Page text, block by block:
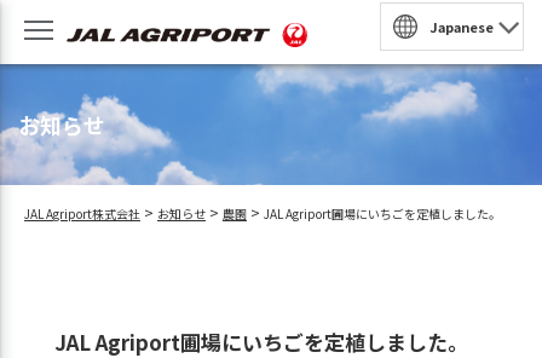
Japanese
体験
お知らせ
JAL Agriport株式会社 > お知らせ > 農園 > JAL Agriport圃場にいちごを定植しました。
JAL Agriport圃場にいちごを定植しました。